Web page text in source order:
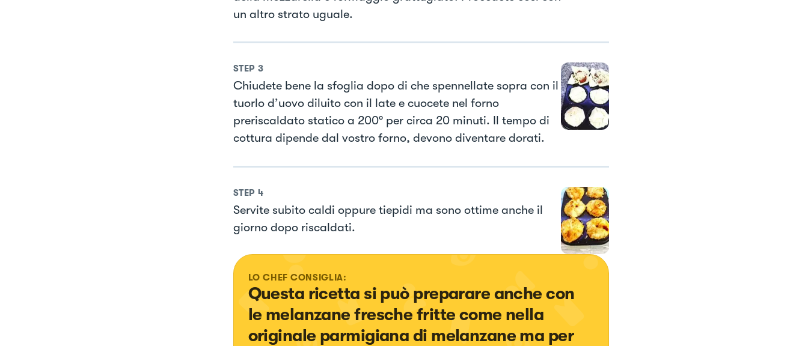
un altro strato uguale.
STEP 3
Chiudete bene la sfoglia dopo di che spennellate sopra con il
tuorlo d’uovo diluito con il late e cuocete nel forno
preriscaldato statico a 200° per circa 20 minuti. Il tempo di
cottura dipende dal vostro forno, devono diventare dorati.
STEP 4
Servite subito caldi oppure tiepidi ma sono ottime anche il
giorno dopo riscaldati.
LO CHEF CONSIGLIA:
Questa ricetta si può preparare anche con
le melanzane fresche fritte come nella
originale parmigiana di melanzane ma per